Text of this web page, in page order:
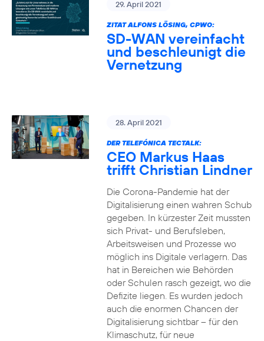
29. April 2021
ZITAT ALFONS LÖSING, CPWO:
SD-WAN vereinfacht
und beschleunigt die
Vernetzung
28. April 2021
DER TELEFÓNICA TECTALK:
CEO Markus Haas
trifft Christian Lindner
Die Corona-Pandemie hat der
Digitalisierung einen wahren Schub
gegeben. In kürzester Zeit mussten
sich Privat- und Berufsleben,
Arbeitsweisen und Prozesse wo
möglich ins Digitale verlagern. Das
hat in Bereichen wie Behörden
oder Schulen rasch gezeigt, wo die
Defizite liegen. Es wurden jedoch
auch die enormen Chancen der
Digitalisierung sichtbar – für den
Klimaschutz, für neue